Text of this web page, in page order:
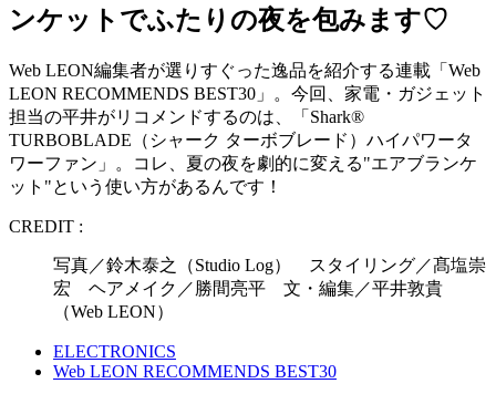
ンケットでふたりの夜を包みます♡
Web LEON編集者が選りすぐった逸品を紹介する連載「Web
LEON RECOMMENDS BEST30」。今回、家電・ガジェット
担当の平井がリコメンドするのは、「Shark®
TURBOBLADE（シャーク ターボブレード）ハイパワータ
ワーファン」。コレ、夏の夜を劇的に変える"エアブランケ
ット"という使い方があるんです！
CREDIT :
写真／鈴木泰之（Studio Log） スタイリング／髙塩崇
宏 ヘアメイク／勝間亮平 文・編集／平井敦貴
（Web LEON）
ELECTRONICS
Web LEON RECOMMENDS BEST30